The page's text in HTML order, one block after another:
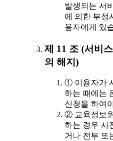
발생되는 서
에 의한 부정
용자에게 있
제 11 조 (서비
의 해지)
① 이용자가
하는 때에는
신청을 하여
② 교육정보
하는 경우 사
거나 전부 또